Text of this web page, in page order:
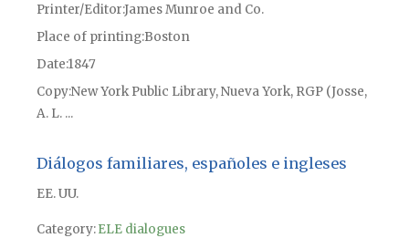
Printer/EditorJames Munroe and Co.
Place of printingBoston
Date1847
CopyNew York Public Library, Nueva York, RGP (Josse,
A. L. ...
Diálogos familiares, españoles e ingleses
EE. UU.
Category:ELE dialogues